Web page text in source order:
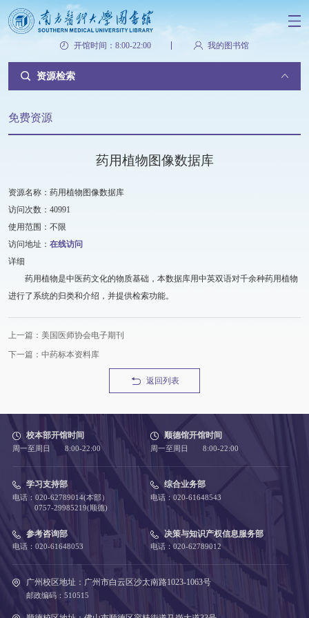
开馆时间：8:00-22:00 我的图书馆
资源检索
免费资源
药用植物图像数据库
资源名称：药用植物图像数据库
访问次数：40991
使用范围：不限
访问地址： 在线访问
详细
药用植物是中医药文化的物质基础，本数据库用中英双语对千余种药用植物
进行了系统的归类和介绍，并提供检索功能。
上一篇：美国医师协会电子期刊
下一篇：中药标本资料库
返回列表
校本部开馆时间
周一至周日 8:00-22:00
顺德馆开馆时间
周一至周日 8:00-22:00
学习支持部
电话：020-62789014(本部）
0757-29985219(顺德)
综合业务部
电话：020-61648543
参考咨询部
电话：020-61648053
决策与知识产权信息服务部
电话：020-62789012
广州校区地址：广州市白云区沙太南路1023-1063号
邮政编码：510515